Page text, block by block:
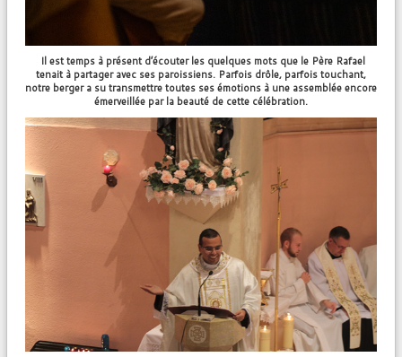
Il est temps à présent d’écouter les quelques mots que le Père Rafael
tenait à partager avec ses paroissiens. Parfois drôle, parfois touchant,
notre berger a su transmettre toutes ses émotions à une assemblée encore
émerveillée par la beauté de cette célébration.